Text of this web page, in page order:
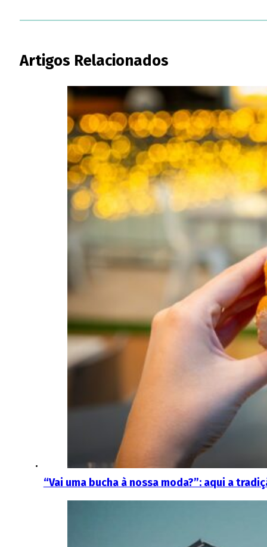
Artigos Relacionados
“Vai uma bucha à nossa moda?”: aqui a